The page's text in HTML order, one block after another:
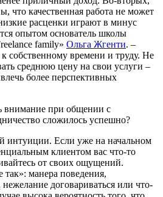
что качественная работа не может
расценки играют в минус
опытом основатель школы
family» Ольга Жгенти. –
собственному времени и труду. Не
среднюю цену на свои услуги –
более перспективных
внимание при общении с
сложилось успешно?
интуиции. Если уже на начальном
клиентом вас что-то
от своих ощущений.
манера поведения,
договариваться или что-